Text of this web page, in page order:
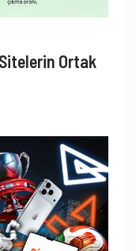
Sitelerin Ortak